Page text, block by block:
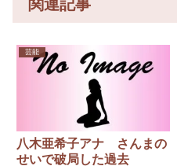
関連記事
芸能
八木亜希子アナ さんまの
せいで破局した過去